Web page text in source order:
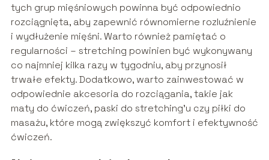
tych grup mięśniowych powinna być odpowiednio
rozciągnięta, aby zapewnić równomierne rozluźnienie
i wydłużenie mięśni. Warto również pamiętać o
regularności – stretching powinien być wykonywany
co najmniej kilka razy w tygodniu, aby przynosił
trwałe efekty. Dodatkowo, warto zainwestować w
odpowiednie akcesoria do rozciągania, takie jak
maty do ćwiczeń, paski do stretching’u czy piłki do
masażu, które mogą zwiększyć komfort i efektywność
ćwiczeń.